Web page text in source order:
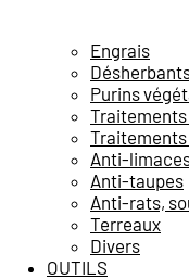
Engrais
Purins
Anti-
Anti-taupes
Anti-rats,
Terreaux
Divers
OUTILS